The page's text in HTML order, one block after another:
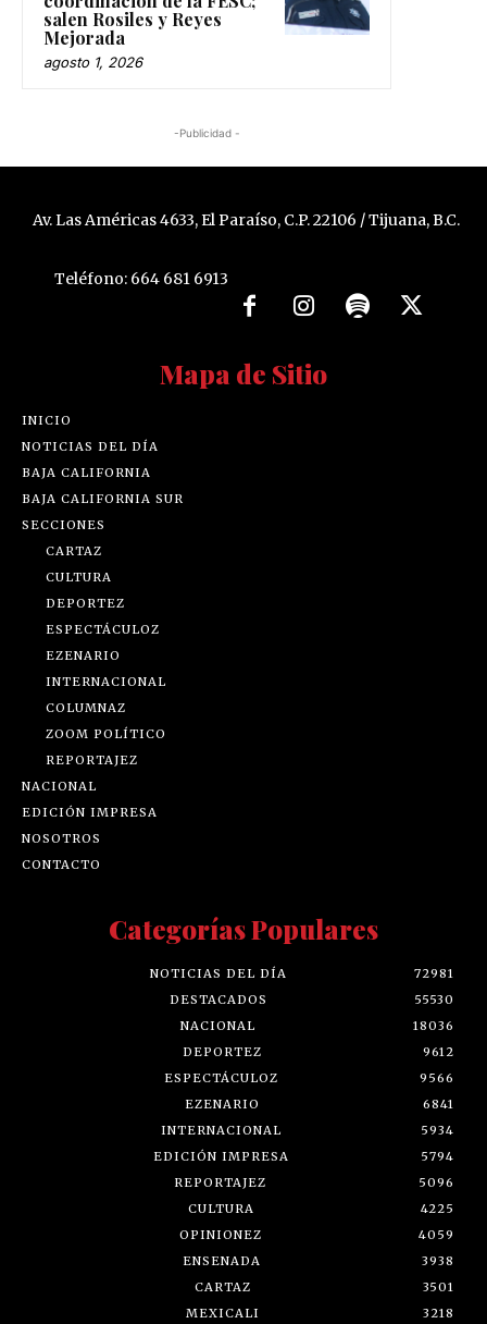
salen Rosiles y Reyes
Mejorada
agosto 1, 2026
-Publicidad -
Av. Las Américas 4633, El Paraíso, C.P. 22106 / Tijuana, B.C.
Teléfono: 664 681 6913
Mapa de Sitio
INICIO
NOTICIAS DEL DÍA
BAJA CALIFORNIA
BAJA CALIFORNIA SUR
SECCIONES
CARTAZ
CULTURA
DEPORTEZ
ESPECTÁCULOZ
EZENARIO
INTERNACIONAL
COLUMNAZ
ZOOM POLÍTICO
REPORTAJEZ
NACIONAL
EDICIÓN IMPRESA
NOSOTROS
CONTACTO
Categorías Populares
NOTICIAS DEL DÍA
72981
DESTACADOS
55530
NACIONAL
18036
DEPORTEZ
9612
ESPECTÁCULOZ
9566
EZENARIO
6841
INTERNACIONAL
5934
EDICIÓN IMPRESA
5794
REPORTAJEZ
5096
CULTURA
4225
OPINIONEZ
4059
ENSENADA
3938
CARTAZ
3501
MEXICALI
3218